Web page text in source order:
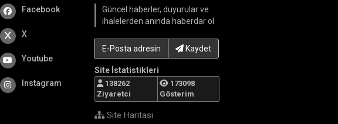
Facebook
Facebook
X
X
Youtube
Youtube
Instagram
Instagram
Güncel haberler, duyurular ve
ihalelerden anında haberdar ol
E-Posta adresinizi yazın...Kaydet
Site İstatistikleri
138262
Ziyaretci
173098
Gösterim
Site Haritası